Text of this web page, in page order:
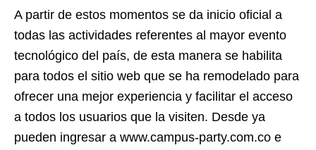
A partir de estos momentos se da inicio oficial a
todas las actividades referentes al mayor evento
tecnológico del país, de esta manera se habilita
para todos el sitio web que se ha remodelado para
ofrecer una mejor experiencia y facilitar el acceso
a todos los usuarios que la visiten. Desde ya
pueden ingresar a www.campus-party.com.co e